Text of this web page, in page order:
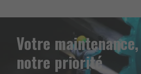
Votre maintenance,
notre priorité